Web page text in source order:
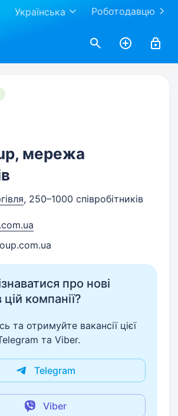
Роботодавцю
Українська
мережа
, 250–1000 співробітників
про нові
цій компанії?
та отримуйте вакансії цієї
та Viber.
Telegram
Viber